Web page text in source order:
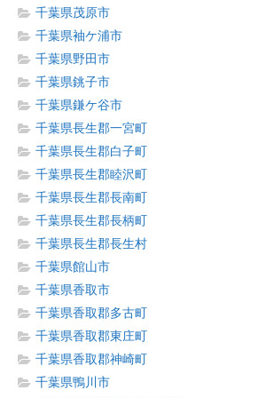
千葉県茂原市
千葉県袖ケ浦市
千葉県野田市
千葉県銚子市
千葉県鎌ケ谷市
千葉県長生郡一宮町
千葉県長生郡白子町
千葉県長生郡睦沢町
千葉県長生郡長南町
千葉県長生郡長柄町
千葉県長生郡長生村
千葉県館山市
千葉県香取市
千葉県香取郡多古町
千葉県香取郡東庄町
千葉県香取郡神崎町
千葉県鴨川市